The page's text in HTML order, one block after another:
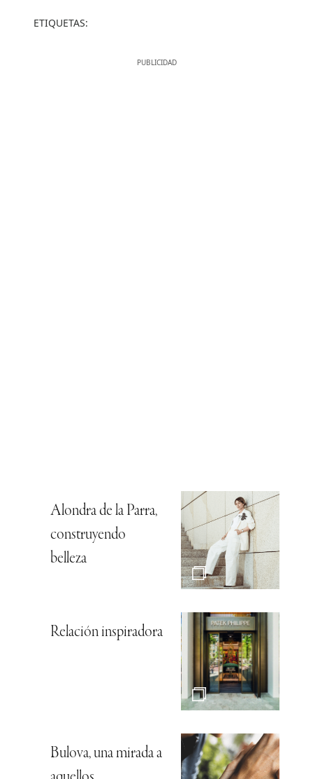
ETIQUETAS:
Alondra de la Parra,
construyendo
belleza
Relación inspiradora
Bulova, una mirada a